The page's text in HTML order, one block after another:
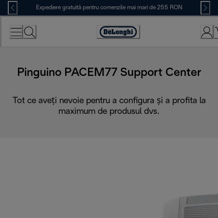
Skip
to
Content
Expediere gratuită pentru comenzile mai mari de 255 RON
Accessibility
Pinguino PACEM77 Support Center
Tot ce aveți nevoie pentru a configura și a profita la
maximum de produsul dvs.